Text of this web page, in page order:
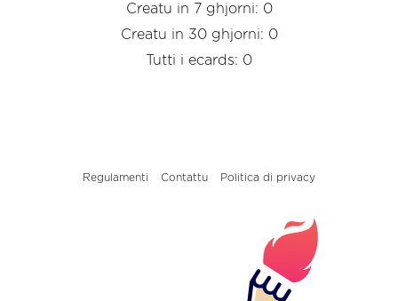
Creatu in 7 ghjorni: 0
Creatu in 30 ghjorni: 0
Tutti i ecards: 0
Regulamenti Contattu Politica di privacy